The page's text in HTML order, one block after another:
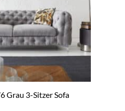
Grau 3-Sitzer Sofa